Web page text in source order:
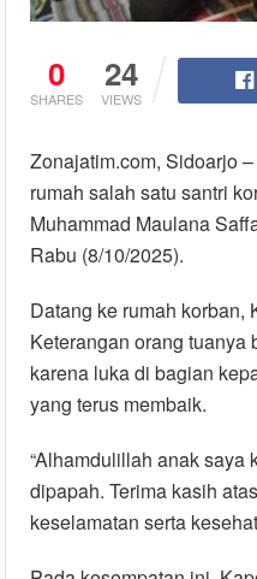
0
SHARES
24
VIEWS
Zonajatim.com, Sidoarjo
rumah salah satu santri
Muhammad Maulana
Rabu (8/10/2025).
Datang ke rumah korban,
Keterangan orang
karena luka di bagian
yang terus membaik.
“Alhamdulillah anak saya
dipapah. Terima kasih
keselamatan serta